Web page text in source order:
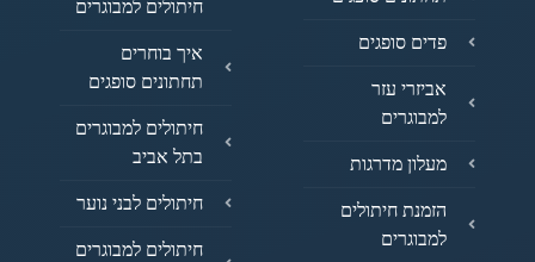
פדים סופגים
אביזרי עזר
למבוגרים
מעלון מדרגות
הזמנת חיתולים
למבוגרים
חיתולים למבוגרים
איך בוחרים
תחתונים סופגים
חיתולים למבוגרים
בתל אביב
חיתולים לבני נוער
חיתולים למבוגרים